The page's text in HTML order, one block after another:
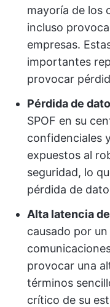
mayoría de los
incluso
empresas.
importantes
provocar
Pérdida de
SPOF en su
confidenciales
expuestos al
seguridad, lo
pérdida de
Alta latencia
causado por un
provocar una
términos
crítico de su